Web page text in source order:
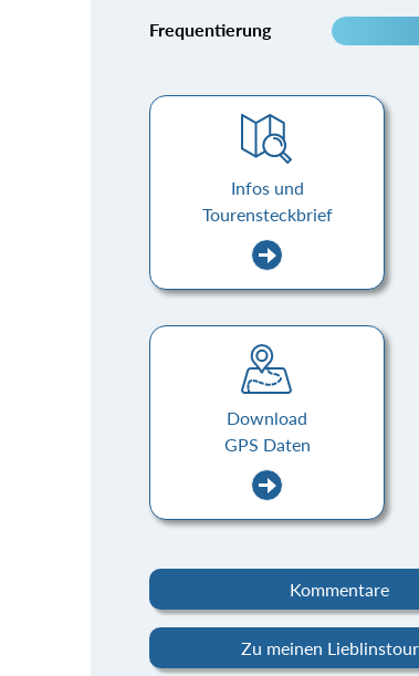
Frequentierung
Infos und
Tourensteckbrief
Download
GPS Daten
Kommentare
Zu meinen